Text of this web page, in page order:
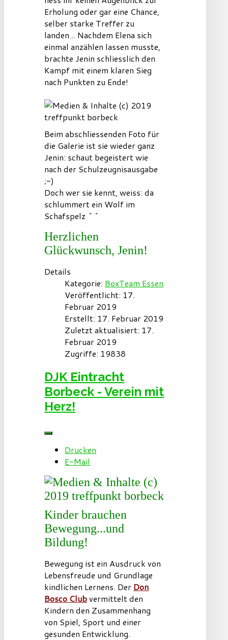
Erholung oder gar eine Chance,
selber starke Treffer zu
landen... Nachdem Elena sich
einmal anzählen lassen musste,
brachte Jenin schliesslich den
Kampf mit einem klaren Sieg
nach Punkten zu Ende!
Beim abschliessenden Foto für
die Galerie ist sie wieder ganz
Jenin: schaut begeistert wie
nach der Schulzeugnisausgabe
;-)
Doch wer sie kennt, weiss: da
schlummert ein Wolf im
Schafspelz ^^
Herzlichen
Glückwunsch, Jenin!
Details
Kategorie: BoxTeam Essen
Veröffentlicht: 17.
Februar 2019
Erstellt: 17. Februar 2019
Zuletzt aktualisiert: 17.
Februar 2019
Zugriffe: 19838
DJK Eintracht
Borbeck - Verein mit
Herz!
Drucken
E-Mail
Kinder brauchen
Bewegung...und
Bildung!
Bewegung ist ein Ausdruck von
Lebensfreude und Grundlage
kindlichen Lernens. Der Don
Bosco Clubvermittelt den
Kindern den Zusammenhang
von Spiel, Sport und einer
gesunden Entwicklung.